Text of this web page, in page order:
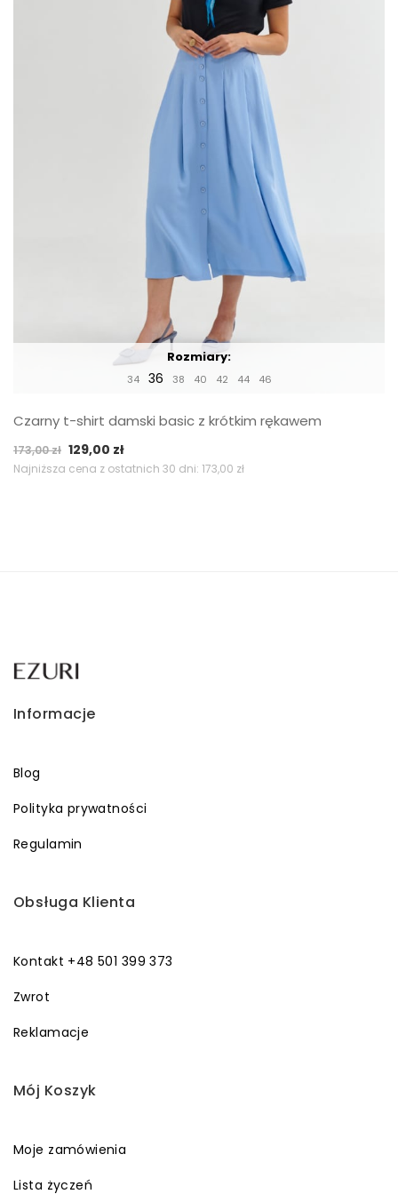
Rozmiary:
34 36 38 40 42 44 46
Czarny t-shirt damski basic z krótkim rękawem
173,00zł Pierwotna
cena
129,00 złAktualna
cena
Najniższa cena z ostatnich 30 dni: 173,00 zł
Informacje
Blog
Polityka prywatności
Regulamin
Obsługa Klienta
Kontakt +48 501 399 373
Zwrot
Reklamacje
Mój Koszyk
Moje zamówienia
Lista życzeń